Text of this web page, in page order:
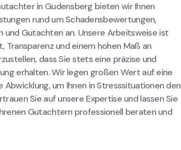
in Gudensberg bieten wir Ihnen
rund um Schadensbewertungen,
und Gutachten an. Unsere Arbeitsweise ist
und einem hohen Maß an
dass Sie stets eine präzise und
erhalten. Wir legen großen Wert auf eine
um Ihnen in Stresssituationen den
Sie auf unsere Expertise und lassen Sie
Gutachtern professionell beraten und